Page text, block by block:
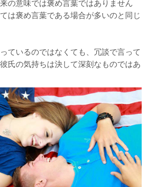
の意味では褒め言葉ではありません
は褒め言葉である場合が多いのと同じ
ているのではなくても、冗談で言って
氏の気持ちは決して深刻なものではあ